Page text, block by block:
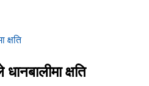
क्षति
क्षति